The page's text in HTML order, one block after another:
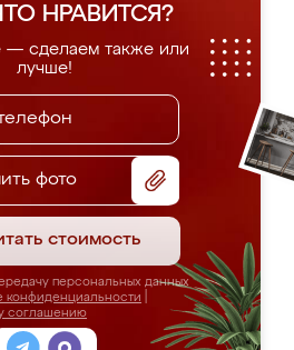
НРАВИТСЯ?
— сделаем также или
лучше!
фото
стоимость
персональных данных
конфиденциальности
соглашению